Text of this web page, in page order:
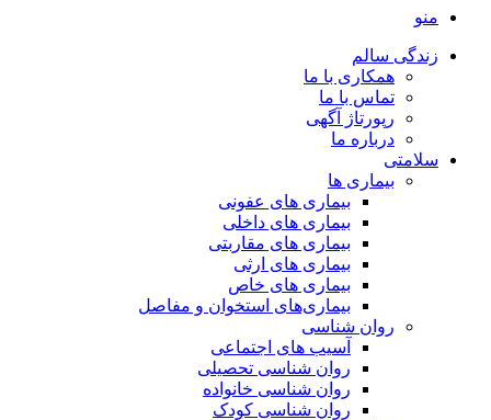
منو
زندگی سالم
همکاری با ما
تماس با ما
رپورتاژ آگهی
درباره ما
سلامتی
بیماری ها
بیماری های عفونی
بیماری های داخلی
بیماری های مقاربتی
بیماری های ارثی
بیماری های خاص
بیماری‌های استخوان و مفاصل
روان شناسی
آسیب های اجتماعی
روان شناسی تحصیلی
روان شناسی خانواده
روان شناسی کودک